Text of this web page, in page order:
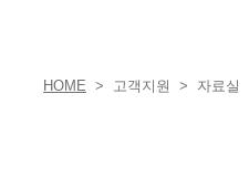
HOME > 고객지원 > 자료실